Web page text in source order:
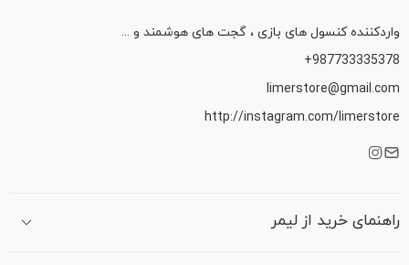
واردکننده کنسول های بازی ، گجت های هوشمند و ...
987733335378+
limerstore@gmail.com
http://instagram.com/limerstore
راهنمای خرید از لیمر